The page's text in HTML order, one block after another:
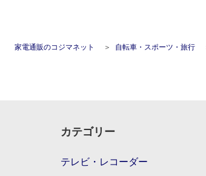
家電通販のコジマネット 自転車・スポーツ・旅行
カテゴリー
テレビ・レコーダー